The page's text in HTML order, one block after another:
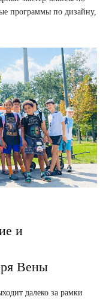
программы по дизайну,
и
Вены
далеко за рамки